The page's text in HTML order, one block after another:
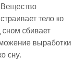
Вещество
тело ко
сбивает
выработки
сну.